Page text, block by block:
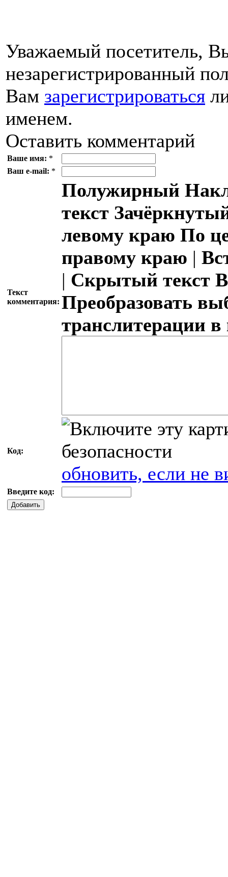
Уважаемый посетитель,
незарегистрированный
Вам зарегистрироваться
именем.
Оставить комментарий
Ваше имя: *
Ваш e-mail: *
Текст
комментария:
Полужирный
текст
левому краю По
правому краю |
| Скрытый текст
Преобразовать
транслитерации
Код:
обновить, если не
Введите код:
Добавить